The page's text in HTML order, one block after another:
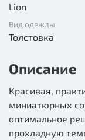
Lion
Вид одежды
Толстовка
Описание
Красивая,
миниатюрных
оптимальное
прохладную